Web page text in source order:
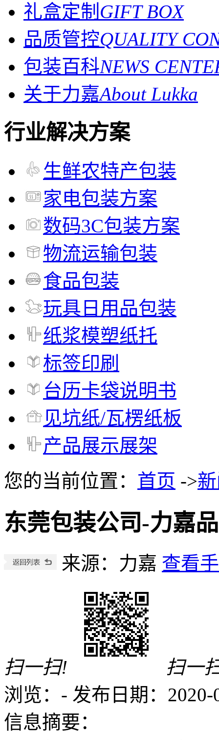
礼盒定制 GIFT BOX
品质管控QUALITY
包装百科NEWS
关于力嘉About Lukka
行业解决方案
生鲜农特产包装
家电包装方案
数码3C包装方案
物流运输包装
食品包装
玩具日用品包装
纸浆模塑纸托
标签印刷
台历卡袋说明书
见坑纸/瓦楞纸板
产品展示展架
您的当前位置： 首页 ->
东莞包装公司-力嘉
来源：力嘉 查看
扫一扫!
扫一
浏览： - 发布日期：2020-
信息摘要：